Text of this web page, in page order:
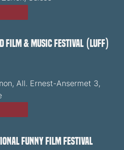
Film & Music Festival (LUFF)
All. Ernest-Ansermet 3,
Funny Film Festival